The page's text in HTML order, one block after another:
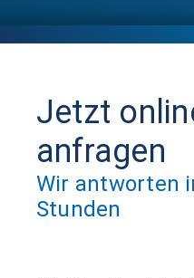
Jetzt
anfragen
Wir antworten
Stunden